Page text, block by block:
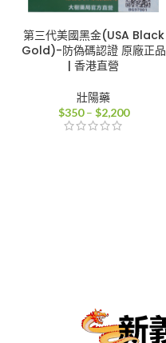
第三代美國黑金(USA Black
Gold)-防偽碼認證 原廠正品
| 香港直營
壯陽藥
$350 – $2,200價